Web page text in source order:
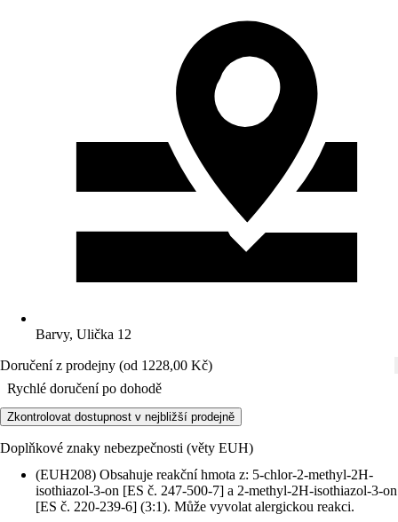
Barvy, Ulička 12
Doručení z prodejny (od 1228,00 Kč)
Rychlé doručení po dohodě
Zkontrolovat dostupnost v nejbližší prodejně
Doplňkové znaky nebezpečnosti (věty EUH)
(EUH208) Obsahuje reakční hmota z: 5-chlor-2-methyl-2H-
isothiazol-3-on [ES č. 247-500-7] a 2-methyl-2H-isothiazol-3-on
[ES č. 220-239-6] (3:1). Může vyvolat alergickou reakci.